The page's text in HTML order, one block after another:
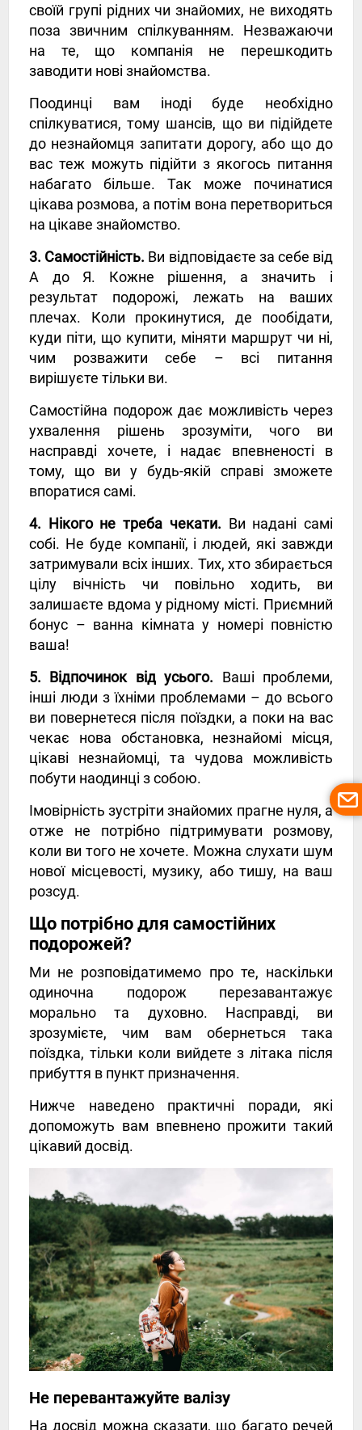
своїй групі рідних чи знайомих, не виходять
поза звичним спілкуванням. Незважаючи
на те, що компанія не перешкодить
заводити нові знайомства.
Поодинці вам іноді буде необхідно
спілкуватися, тому шансів, що ви підійдете
до незнайомця запитати дорогу, або що до
вас теж можуть підійти з якогось питання
набагато більше. Так може починатися
цікава розмова, а потім вона перетвориться
на цікаве знайомство.
3. Самостійність. Ви відповідаєте за себе від
А до Я. Кожне рішення, а значить і
результат подорожі, лежать на ваших
плечах. Коли прокинутися, де пообідати,
куди піти, що купити, міняти маршрут чи ні,
чим розважити себе – всі питання
вирішуєте тільки ви.
Самостійна подорож дає можливість через
ухвалення рішень зрозуміти, чого ви
насправді хочете, і надає впевненості в
тому, що ви у будь-якій справі зможете
впоратися самі.
4. Нікого не треба чекати. Ви надані самі
собі. Не буде компанії, і людей, які завжди
затримували всіх інших. Тих, хто збирається
цілу вічність чи повільно ходить, ви
залишаєте вдома у рідному місті. Приємний
бонус – ванна кімната у номері повністю
ваша!
5. Відпочинок від усього. Ваші проблеми,
інші люди з їхніми проблемами – до всього
ви повернетеся після поїздки, а поки на вас
чекає нова обстановка, незнайомі місця,
цікаві незнайомці, та чудова можливість
побути наодинці з собою.
Імовірність зустріти знайомих прагне нуля, а
отже не потрібно підтримувати розмову,
коли ви того не хочете. Можна слухати шум
нової місцевості, музику, або тишу, на ваш
розсуд.
Що потрібно для самостійних
подорожей?
Ми не розповідатимемо про те, наскільки
одиночна подорож перезавантажує
морально та духовно. Насправді, ви
зрозумієте, чим вам обернеться така
поїздка, тільки коли вийдете з літака після
прибуття в пункт призначення.
Нижче наведено практичні поради, які
допоможуть вам впевнено прожити такий
цікавий досвід.
Не перевантажуйте валізу
На досвід можна сказати, що багато речей